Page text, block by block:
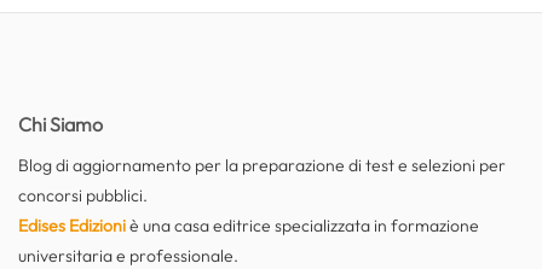
Chi Siamo
Blog di aggiornamento per la preparazione di test e selezioni per
concorsi pubblici.
Edises Edizioniè una casa editrice specializzata in formazione
universitaria e professionale.